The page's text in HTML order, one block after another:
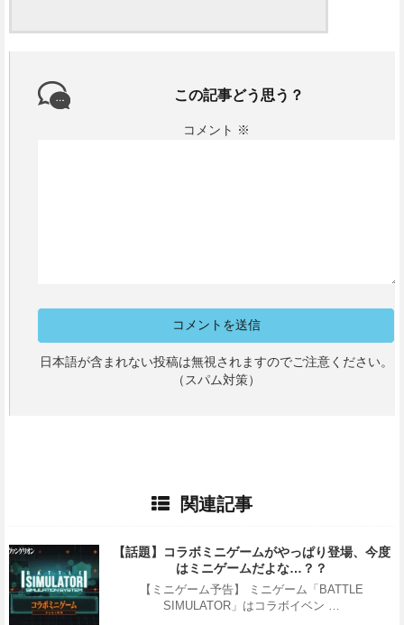
この記事どう思う？
コメント ※
日本語が含まれない投稿は無視されますのでご注意ください。
（スパム対策）
関連記事
【話題】コラボミニゲームがやっぱり登場、今度
はミニゲームだよな…？？
【ミニゲーム予告】 ミニゲーム「BATTLE
SIMULATOR」はコラボイベン …